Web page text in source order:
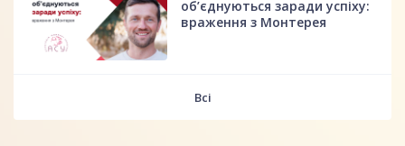
об’єднуються заради успіху:
враження з Монтерея
Всі